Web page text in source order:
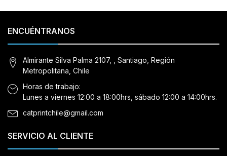
ENCUÉNTRANOS
Almirante Silva Palma 2107, , Santiago, Región
Metropolitana, Chile
Horas de trabajo:
Lunes a viernes 12:00 a 18:00hrs, sábado 12:00 a 14:00hrs.
catprintchile@gmail.com
SERVICIO AL CLIENTE